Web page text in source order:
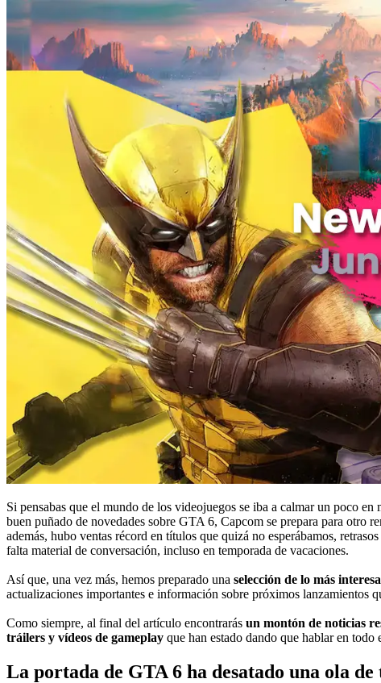
Si pensabas que el mundo de los videojuegos se iba a calmar un poco
buen puñado de novedades sobre GTA 6, Capcom se prepara para otro
además, hubo ventas récord en títulos que quizá no esperábamos,
falta material de conversación, incluso en temporada de vacaciones.
Así que, una vez más, hemos preparado una selección de lo más
actualizaciones importantes e información sobre próximos lanzamientos
Como siempre, al final del artículo encontrarás un montón de noticias
tráilers y vídeos de gameplay que han estado dando que hablar en
La portada de GTA 6 ha desatado una ola